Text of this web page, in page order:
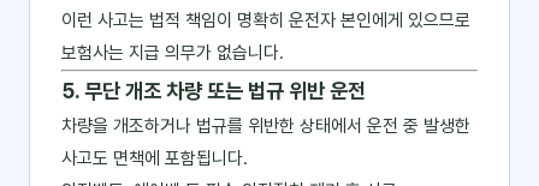
이런 사고는 법적 책임이 명확히 운전자 본인에게 있으므로
보험사는 지급 의무가 없습니다.
5. 무단 개조 차량 또는 법규 위반 운전
차량을 개조하거나 법규를 위반한 상태에서 운전 중 발생한
사고도 면책에 포함됩니다.